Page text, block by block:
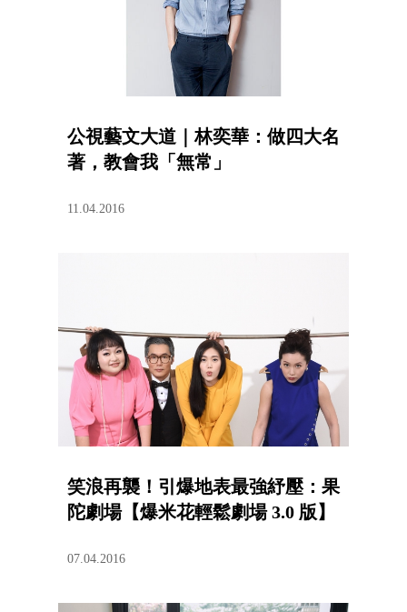
公視藝文大道｜林奕華：做四大名
著，教會我「無常」
11.04.2016
笑浪再襲！引爆地表最強紓壓：果
陀劇場【爆米花輕鬆劇場 3.0 版】
07.04.2016